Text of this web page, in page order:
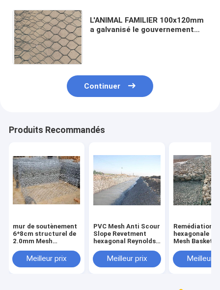
L'ANIMAL FAMILIER 100x120mm
a galvanisé le gouvernement
Continuer
Produits Recommandés
mur de soutènement
6*8cm structurel de
2.0mm Mesh
Netting Basket lourd
Meilleur prix
PVC Mesh Anti Scour
Slope Revetment
hexagonal Reynolds
Meilleur prix
Remédiation
hexagonale
Mesh Basket
sable de
de fil de 3/4
Meilleur